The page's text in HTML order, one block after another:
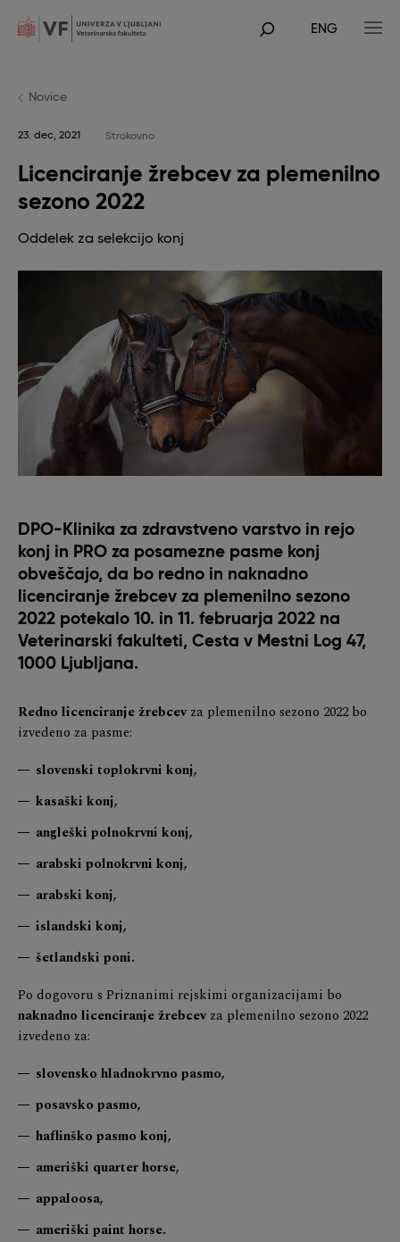
mainPOJDI
ENG
Novice
23. dec, 2021 Strokovno
Licenciranje žrebcev za plemenilno
sezono 2022
Oddelek za selekcijo konj
DPO-Klinika za zdravstveno varstvo in rejo
konj in PRO za posamezne pasme konj
obveščajo, da bo redno in naknadno
licenciranje žrebcev za plemenilno sezono
2022 potekalo 10. in 11. februarja 2022 na
Veterinarski fakulteti, Cesta v Mestni Log 47,
1000 Ljubljana.
Redno licenciranje žrebcevza plemenilno sezono 2022 bo
izvedeno za pasme:
slovenski toplokrvni konj,
kasaški konj,
angleški polnokrvni konj,
arabski polnokrvni konj,
arabski konj,
islandski konj,
šetlandski poni.
Po dogovoru s Priznanimi rejskimi organizacijami bo
naknadno licenciranje žrebcevza plemenilno sezono 2022
izvedeno za:
slovensko hladnokrvno pasmo,
posavsko pasmo,
haflinško pasmo konj,
ameriški quarter horse,
appaloosa,
ameriški paint horse.